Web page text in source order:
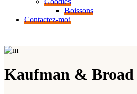
Goodies
Boissons
Contactez-moi
Kaufman & Broad